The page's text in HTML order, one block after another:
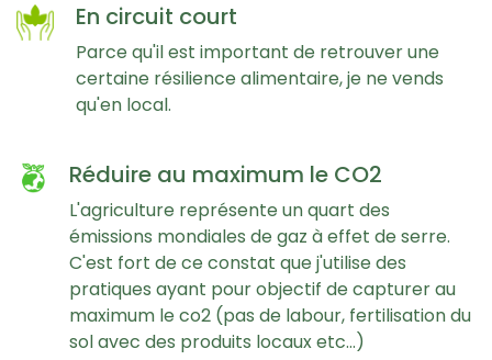
En circuit court
Parce qu'il est important de retrouver une
certaine résilience alimentaire, je ne vends
qu'en local.
Réduire au maximum le CO2
L'agriculture représente un quart des
émissions mondiales de gaz à effet de serre.
C'est fort de ce constat que j'utilise des
pratiques ayant pour objectif de capturer au
maximum le co2 (pas de labour, fertilisation du
sol avec des produits locaux etc...)